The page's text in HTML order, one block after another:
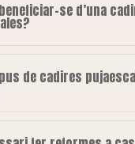
se d’una
de cadires